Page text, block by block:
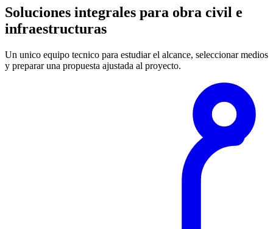
Soluciones integrales para obra civil e
infraestructuras
Un unico equipo tecnico para estudiar el alcance, seleccionar medios
y preparar una propuesta ajustada al proyecto.